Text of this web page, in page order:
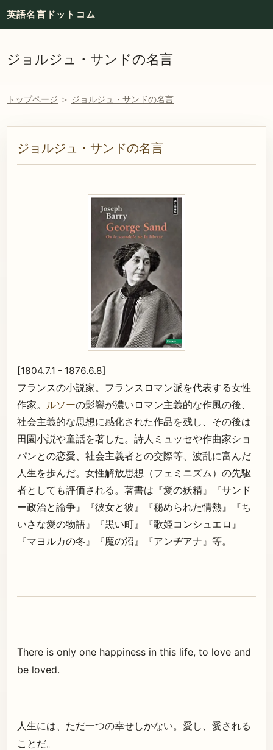
英語名言ドットコム
ジョルジュ・サンドの名言
トップページ ＞ ジョルジュ・サンドの名言
ジョルジュ・サンドの名言
[1804.7.1 - 1876.6.8]
フランスの小説家。フランスロマン派を代表する女性
作家。
ルソーの影響が濃いロマン主義的な作風の後、
社会主義的な思想に感化された作品を残し、その後は
田園小説や童話を著した。詩人ミュッセや作曲家ショ
パンとの恋愛、社会主義者との交際等、波乱に富んだ
人生を歩んだ。女性解放思想（フェミニズム）の先駆
者としても評価される。著書は『愛の妖精』『サンド
ー政治と論争』『彼女と彼』『秘められた情熱』『ち
いさな愛の物語』『黒い町』『歌姫コンシュエロ』
『マヨルカの冬』『魔の沼』『アンヂアナ』等。
There is only one happiness in this life, to love and
be loved.
人生には、ただ一つの幸せしかない。愛し、愛される
ことだ。